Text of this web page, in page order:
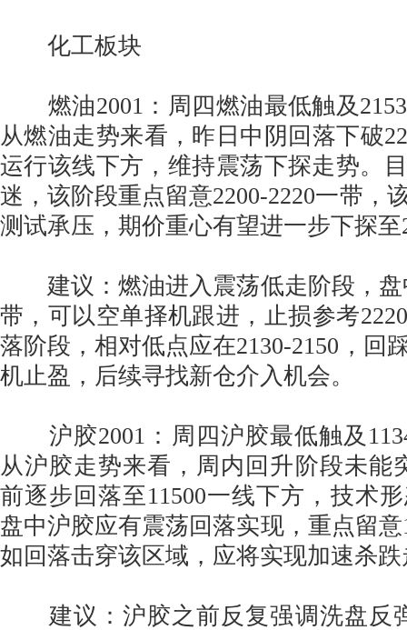
化工板块
燃油2001：周四燃油最低触及
从燃油走势来看，昨日中阴回落下破
运行该线下方，维持震荡下探走势。
迷，该阶段重点留意2200-2220一带，
测试承压，期价重心有望进一步下探至
建议：燃油进入震荡低走阶段，盘
带，可以空单择机跟进，止损参考
落阶段，相对低点应在2130-2150，回
机止盈，后续寻找新仓介入机会。
沪胶2001：周四沪胶最低触及
从沪胶走势来看，周内回升阶段未能
前逐步回落至11500一线下方，技术
盘中沪胶应有震荡回落实现，重点留意
如回落击穿该区域，应将实现加速杀
建议：沪胶之前反复强调洗盘反